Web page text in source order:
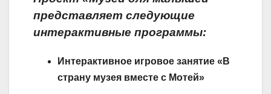
представляет следующие
интерактивные программы:
Интерактивное игровое занятие «В
страну музея вместе с Мотей»